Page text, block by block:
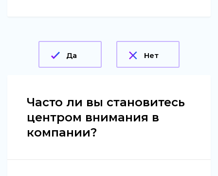
Да Нет
Часто ли вы становитесь
центром внимания в
компании?